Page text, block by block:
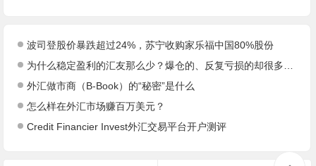
波司登股价暴跌超过24%，苏宁收购家乐福中国80%股份
为什么稳定盈利的汇友那么少？爆仓的、反复亏损的却很多？真的是技术分析原因吗?
外汇做市商（B-Book）的“秘密”是什么
怎么样在外汇市场赚百万美元？
Credit Financier Invest外汇交易平台开户测评